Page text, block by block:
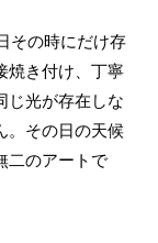
その時にだけ存
焼き付け、丁寧
じ光が存在しな
。その日の天候
二のアートで